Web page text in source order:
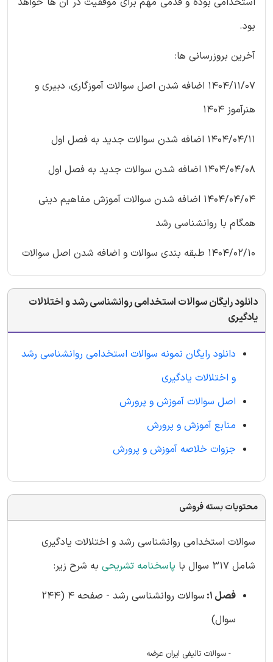
بود.
آخرین بروزرسانی ها:
1404/11/07 اضافه شدن اصل سوالات آموزگاری، دبیری و
هنرآموز 1404
1404/04/11 اضافه شدن سوالات جدید به فصل اول
1404/04/08 اضافه شدن سوالات جدید به فصل اول
1404/04/04 اضافه شدن سوالات آموزش مفاهیم دینی
همگام با روانشناسی رشد
1404/02/10 طبقه بندی سوالات و اضافه شدن اصل سوالات
دانلود رایگان سوالات استخدامی روانشناسی رشد و اختلالات
یادگیری
دانلود رایگان نمونه سوالات استخدامی روانشناسی رشد
و اختلالات یادگیری
اصل سوالات آموزش و پرورش
منابع آموزش و پرورش
جزوات خلاصه آموزش و پرورش
محتویات بسته فروشی
سوالات استخدامی روانشناسی رشد و اختلالات یادگیری
شامل 317 سوال با
پاسخنامه تشریحی به شرح زیر:
فصل 1:
سوالات روانشناسی رشد - صفحه 4 (244
سوال)
- سوالات تالیفی ایران عرضه